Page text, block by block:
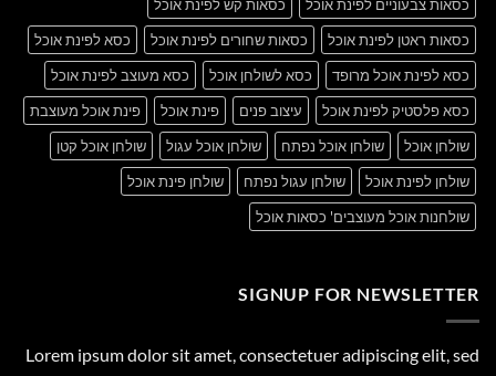
כסאות צבעוניים לפינת אוכל
כסאות קש לפינת אוכל
כסאות ראטן לפינת אוכל
כסאות שחורים לפינת אוכל
כסא לפינת אוכל
כסא לפינת אוכל מרופד
כסא לשולחן אוכל
כסא מעוצב לפינת אוכל
כסא פלסטיק לפינת אוכל
עיצוב פנים פינת אוכל
פינת אוכל מעוצבת
שולחן אוכל
שולחן אוכל נפתח שולחן אוכל עגול
שולחן אוכל קטן
שולחן לפינת אוכל
שולחן עגול נפתח
שולחן פינת אוכל
שולחנות אוכל מעוצבים' כסאות אוכל
SIGNUP FOR NEWSLETTER
Lorem ipsum dolor sit amet, consectetuer adipiscing elit, sed